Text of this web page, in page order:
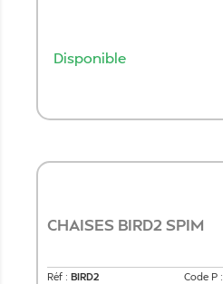
Disponible
CHAISES BIRD2 SPIM
Réf : BIRD2 Code P :